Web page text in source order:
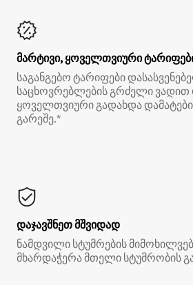
მარტივი, ყოველთვიური
საგანგებო ტარიფები
საცხოვრებლების გრძელი ვადით
ყოველთვიური გადახდა
გარეშე.*
დაჯავშნეთ მშვიდად
ნამდვილი სტუმრების
მხარდაჭერა მთელი სტუმრობის